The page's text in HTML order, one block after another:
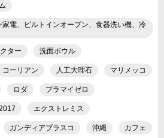
電、ビルトインオーブン、食器洗い機、冷
ター 洗面ボウル
コーリアン 人工大理石 マリメッコ
ロダ プラマイゼロ
エクストレミス
ガンディアブラスコ 沖縄 カフェ